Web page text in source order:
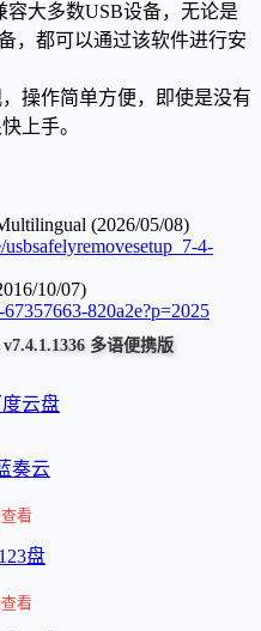
容大多数USB设备，无论是
，都可以通过该软件进行安
操作简单方便，即使是没有
上手。
(2026/05/08)
4-
10/07)
820a2e?p=2025
多语便携版
云盘
奏云
看
123盘
看